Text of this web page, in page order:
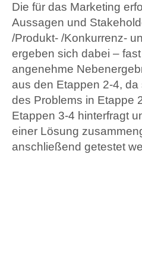
Die für das Marketing
Aussagen und
/Produkt- /Konkurrenz-
ergeben sich dabei –
angenehme
aus den Etappen 2-4,
des Problems in Etappe
Etappen 3-4 hinterfragt
einer Lösung
anschließend getestet